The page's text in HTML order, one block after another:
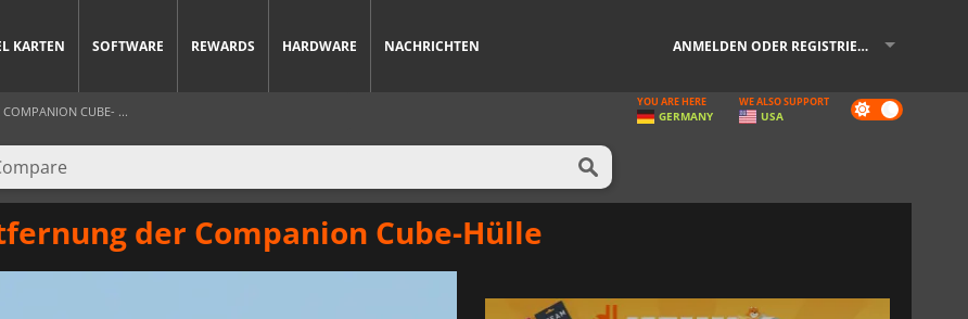
KARTEN SOFTWARE REWARDS HARDWARE NACHRICHTEN ANMELDEN ODER REGISTRIEREN
COMPANION CUBE- ... Dark
mode
YOU ARE HERE
GERMANY
WE ALSO SUPPORT
USA
der Companion Cube-Hülle